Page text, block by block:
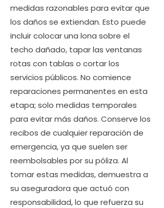
medidas razonables para evitar que
los daños se extiendan. Esto puede
incluir colocar una lona sobre el
techo dañado, tapar las ventanas
rotas con tablas o cortar los
servicios públicos. No comience
reparaciones permanentes en esta
etapa; solo medidas temporales
para evitar más daños. Conserve los
recibos de cualquier reparación de
emergencia, ya que suelen ser
reembolsables por su póliza. Al
tomar estas medidas, demuestra a
su aseguradora que actuó con
responsabilidad, lo que refuerza su